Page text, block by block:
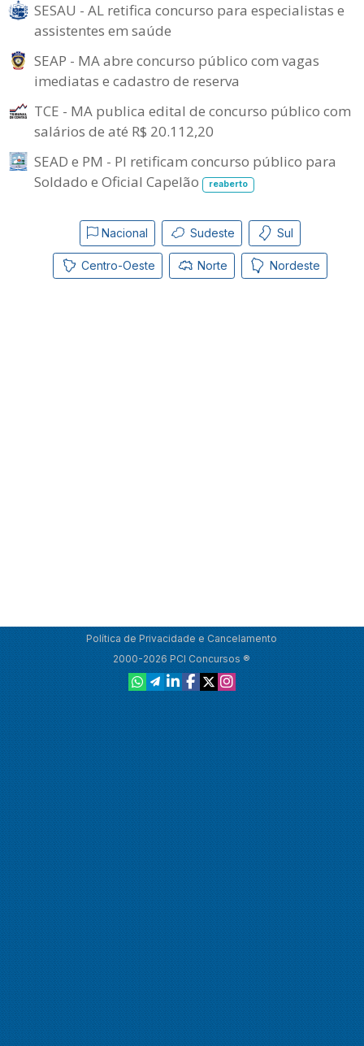
SESAU - AL retifica concurso para especialistas e
assistentes em saúde
SEAP - MA abre concurso público com vagas
imediatas e cadastro de reserva
TCE - MA publica edital de concurso público com
salários de até R$ 20.112,20
SEAD e PM - PI retificam concurso público para
Soldado e Oficial Capelão
reaberto
Nacional Sudeste Sul
Centro-Oeste Norte Nordeste
Política de Privacidade e Cancelamento
2000-2026 PCI Concursos ®